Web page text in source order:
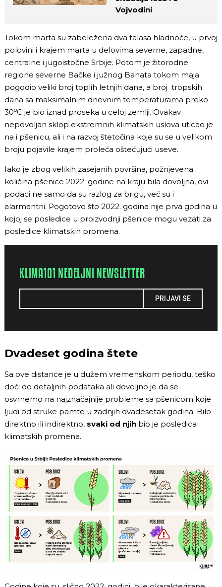
Vojvodini
Tokom marta su zabeležena dva talasa hladnoće, u prvoj
polovini i krajem marta u delovima severne, zapadne,
centralne i jugoistočne Srbije. Potom je žitorodne
regione severne Bačke i južnog Banata tokom maja
pogodio veliki broj toplih letnjih dana, a broj tropskih
dana sa maksimalnim dnevnim temperaturama preko
30oC je bio iznad proseka u celoj zemlji. Ovakav
nepovoljan sklop ekstremnih klimatskih uslova uticao je
na i pšenicu, ali i na razvoj štetočina koje su se u velikom
broju pojavile krajem proleća oštećujući useve.
Iako je zbog velikih zasejanih površina, požnjevena
količina pšenice 2022. godine na kraju bila dovoljna, ovi
podaci ne samo da su razlog za brigu, već su i
alarmantni. Pogotovo što 2022. godina nije prva godina u
kojoj se posledice u proizvodnji pšenice mogu vezati za
posledice klimatskih promena.
KLIMA101 NEDELJNI NEWSLETTER
PRIJAVI SE
Dvadeset godina štete
Sa ove distance je u dužem vremenskom periodu, teško
doći do detaljnih podataka ali dovoljno je da se
osvrnemo na najznačajnije probleme sa pšenicom koje
ljudi od struke pamte u zadnjih dvadesetak godina. Bilo
direktno ili indirektno, svaki od njih bio je posledica
klimatskih promena.